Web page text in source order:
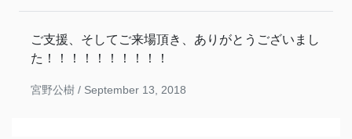
ご支援、そしてご来場頂き、ありがとうございまし
た！！！！！！！！！！
宮野公樹 / September 13, 2018